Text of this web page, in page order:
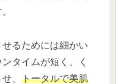
るためには細かい
タイムが短く、く
、 トータルで美肌